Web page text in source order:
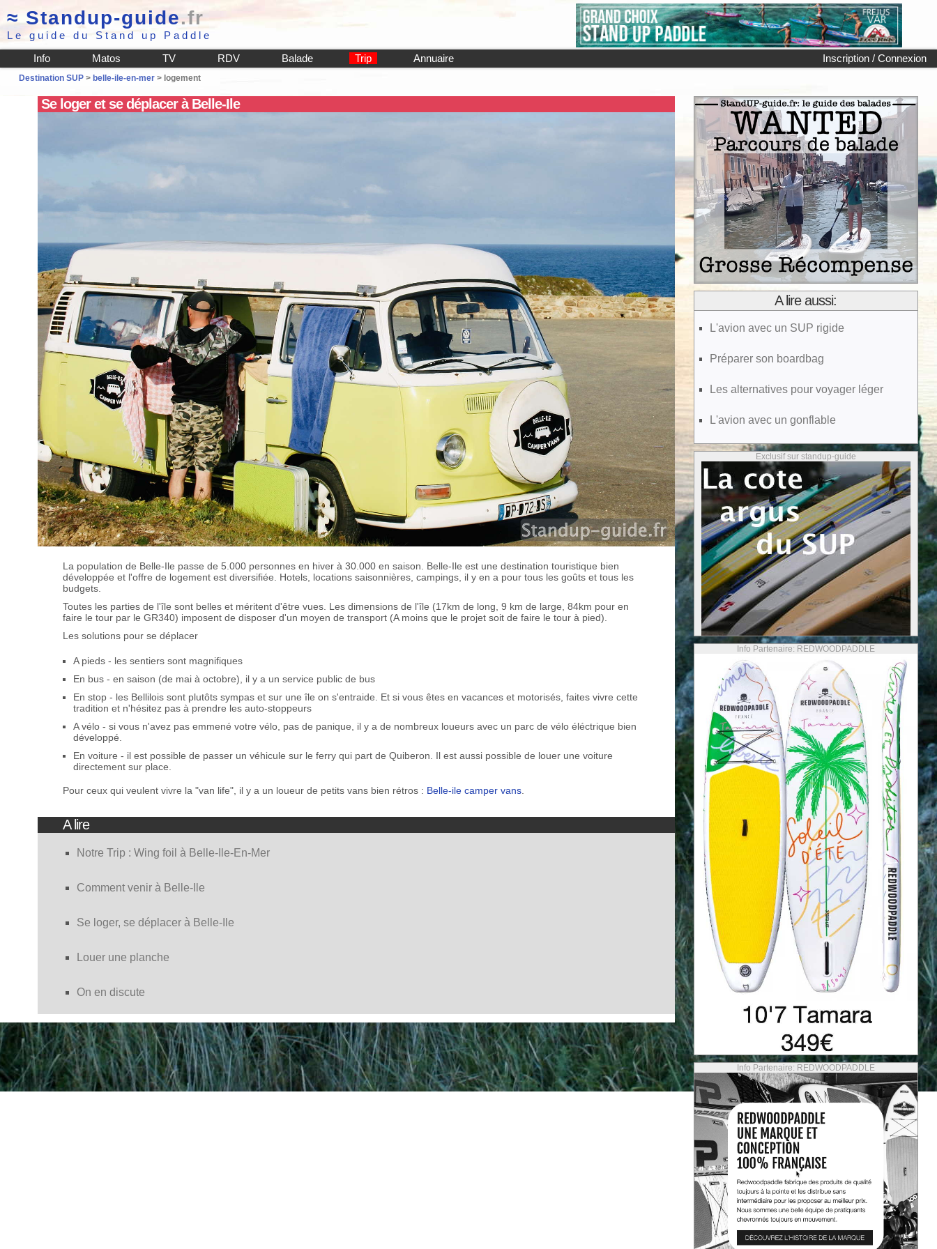
≈ Standup-guide.fr
Le guide du Stand up Paddle
Inscription / Connexion
Info Matos TV RDV Balade Trip Annuaire
Destination SUP> belle-ile-en-mer> logement
Se loger et se déplacer à Belle-Ile
La population de Belle-Ile passe de 5.000 personnes en hiver à 30.000 en saison. Belle-Ile est une destination touristique bien
développée et l'offre de logement est diversifiée. Hotels, locations saisonnières, campings, il y en a pour tous les goûts et tous les
budgets.
Toutes les parties de l'île sont belles et méritent d'être vues. Les dimensions de l'île (17km de long, 9 km de large, 84km pour en
faire le tour par le GR340) imposent de disposer d'un moyen de transport (A moins que le projet soit de faire le tour à pied).
Les solutions pour se déplacer
A pieds - les sentiers sont magnifiques
En bus - en saison (de mai à octobre), il y a un service public de bus
En stop - les Bellilois sont plutôts sympas et sur une île on s'entraide. Et si vous êtes en vacances et motorisés, faites vivre cette
tradition et n'hésitez pas à prendre les auto-stoppeurs
A vélo - si vous n'avez pas emmené votre vélo, pas de panique, il y a de nombreux loueurs avec un parc de vélo éléctrique bien
développé.
En voiture - il est possible de passer un véhicule sur le ferry qui part de Quiberon. Il est aussi possible de louer une voiture
directement sur place.
Pour ceux qui veulent vivre la "van life", il y a un loueur de petits vans bien rétros : Belle-ile camper vans
A lire
Notre Trip : Wing foil à Belle-Ile-En-Mer
Comment venir à Belle-Ile
Se loger, se déplacer à Belle-Ile
Louer une planche
On en discute
A lire aussi:
L'avion avec un SUP rigide
Préparer son boardbag
Les alternatives pour voyager léger
L'avion avec un gonflable
Exclusif sur standup-guide
Info Partenaire: REDWOODPADDLE
Info Partenaire: REDWOODPADDLE